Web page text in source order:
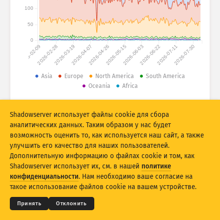
Статистика атак: устройства
Справка
Набор данных
Ограничение
Автоматически обновлять результаты
Обновить Сбросить
Скачать как PNG
2026-02-092026-02-282026-03-192026-04-072026-04-262026-05-152026-06-032026-06-222026-07-112026-07-30
0
50
100
Asia Europe North America
South America
Oceania
Africa
© 2026THE SHADOWSERVER FOUNDATION
Конфиденциальность и условия
Связь с нами
Благодарности
Shadowserver использует файлы cookie для сбора
аналитических данных. Таким образом у нас будет
возможность оценить то, как используется наш сайт, а также
улучшить его качество для наших пользователей.
Дополнительную информацию о файлах cookie и том, как
Shadowserver использует их, см. в нашей политике
конфиденциальности. Нам необходимо ваше согласие на
такое использование файлов cookie на вашем устройстве.
Принять Отклонить